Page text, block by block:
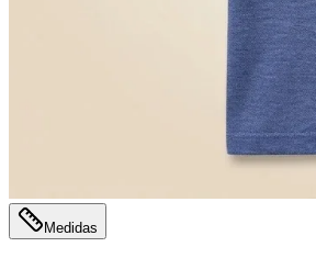
Medidas